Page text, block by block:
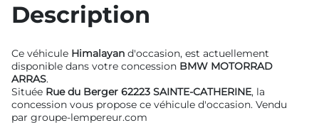
Description
Ce véhicule Himalayan d'occasion, est actuellement
disponible dans votre concession BMW MOTORRAD
ARRAS.
Située Rue du Berger 62223 SAINTE-CATHERINE, la
concession vous propose ce véhicule d'occasion. Vendu
par groupe-lempereur.com